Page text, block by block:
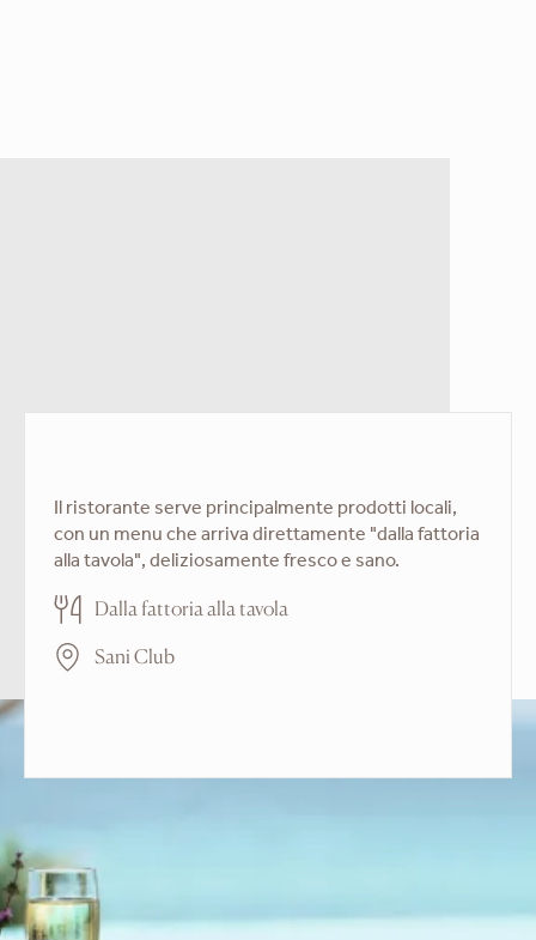
Il ristorante serve principalmente prodotti locali,
con un menu che arriva direttamente "dalla fattoria
alla tavola", deliziosamente fresco e sano.
Dalla fattoria alla tavola
Sani Club